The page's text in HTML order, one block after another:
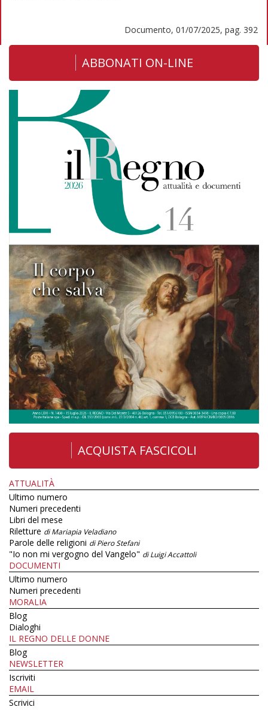
Documento, 01/07/2025, pag. 392
ABBONATI ON-LINE
ACQUISTA FASCICOLI
ATTUALITÀ
Ultimo numero
Numeri precedenti
Libri del mese
Riletture di Mariapia Veladiano
Parole delle religioni di Piero Stefani
"Io non mi vergogno del Vangelo" di Luigi Accattoli
DOCUMENTI
Ultimo numero
Numeri precedenti
MORALIA
Blog
Dialoghi
IL REGNO DELLE DONNE
Blog
NEWSLETTER
Iscriviti
EMAIL
Scrivici